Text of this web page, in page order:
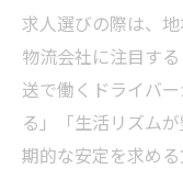
求人選びの際は、
物流会社に注目す
送で働くドライバ
る」「生活リズム
期的な安定を求める